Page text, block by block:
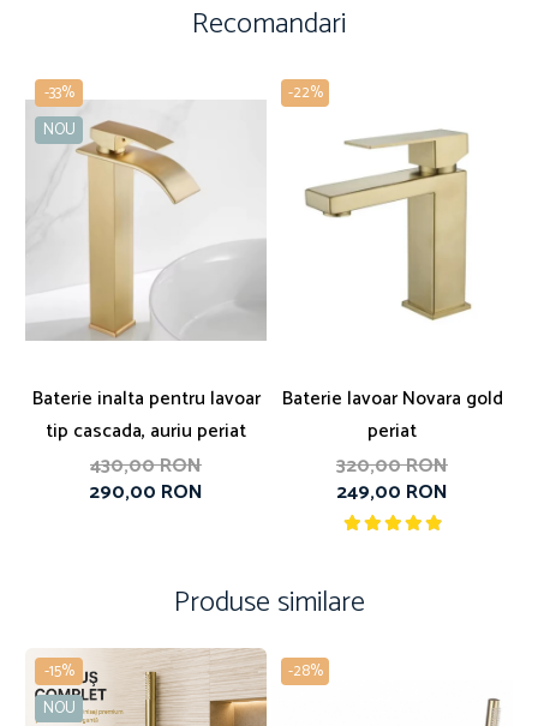
Recomandari
-33%
NOU
Baterie inalta pentru lavoar
tip cascada, auriu periat
430,00 RON
290,00 RON
-22%
Baterie lavoar Novara gold
periat
320,00 RON
249,00 RON
Produse similare
-15%
NOU
-28%